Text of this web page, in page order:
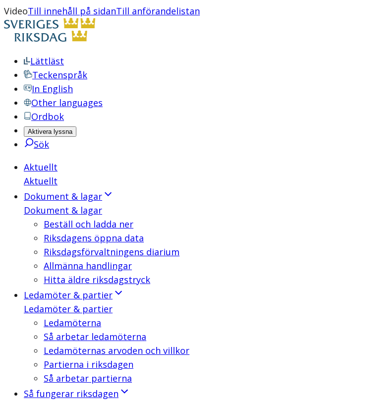
VideoTill innehåll på sidanTill anförandelistan
Lättläst
Teckenspråk
In English
Other languages
Ordbok
Aktivera lyssna
Sök
Aktuellt
Aktuellt
Dokument & lagar
Dokument & lagar
Beställ och ladda ner
Riksdagens öppna data
Riksdagsförvaltningens diarium
Allmänna handlingar
Hitta äldre riksdagstryck
Ledamöter & partier
Ledamöter & partier
Ledamöterna
Så arbetar ledamöterna
Ledamöternas arvoden och villkor
Partierna i riksdagen
Så arbetar partierna
Så fungerar riksdagen